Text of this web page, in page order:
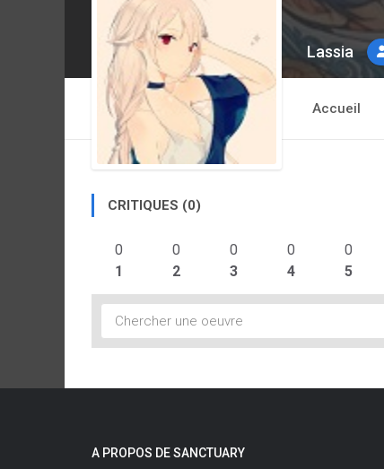
Lassia
Accueil
CRITIQUES (0)
0
1
0
2
0
3
0
4
0
5
A PROPOS DE SANCTUARY